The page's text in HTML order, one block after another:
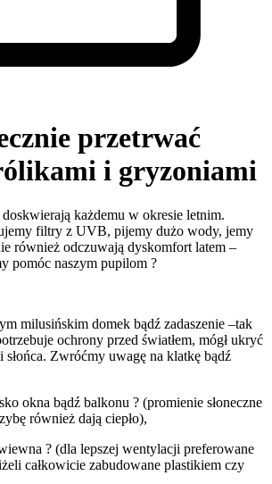
przetrwać
i gryzoniami
każdemu w okresie letnim.
filtry z UVB, pijemy dużo wody, jemy
również odczuwają dyskomfort latem –
pomóc naszym pupilom ?
milusińskim domek bądź zadaszenie –tak
ochrony przed światłem, mógł ukryć
słońca. Zwróćmy uwagę na klatkę bądź
okna bądź balkonu ? (promienie słoneczne
również dają ciepło),
? (dla lepszej wentylacji preferowane
całkowicie zabudowane plastikiem czy